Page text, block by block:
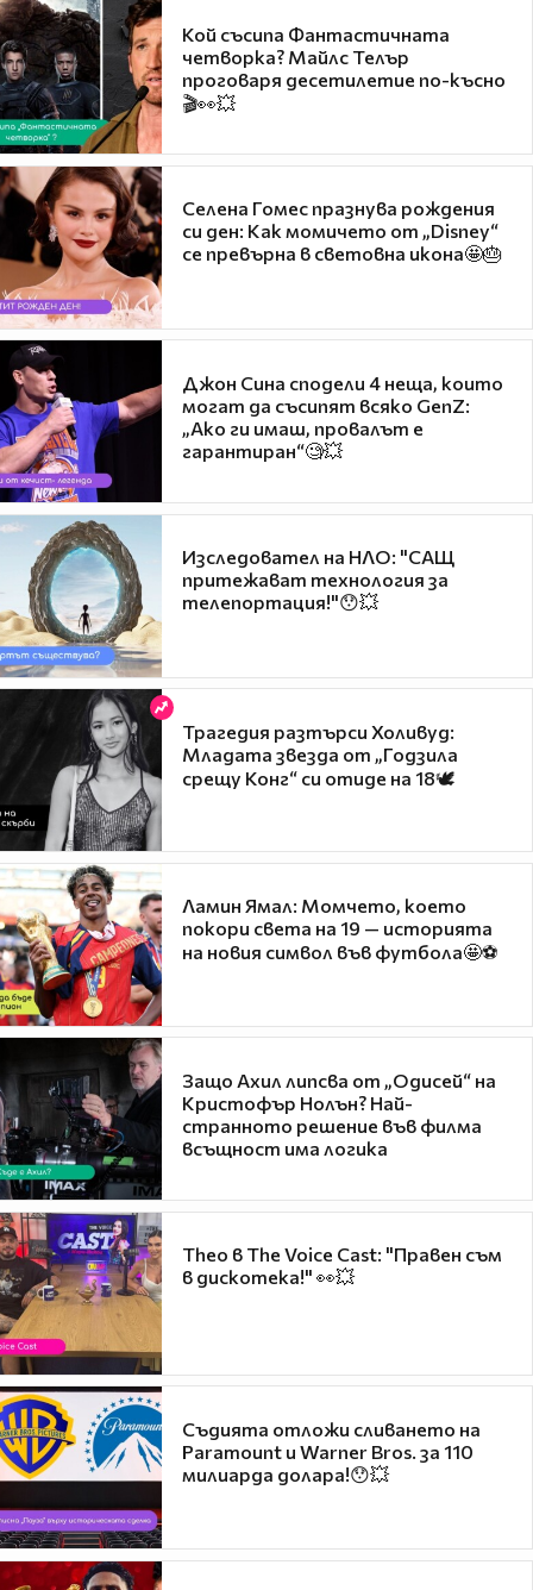
Кой съсипа Фантастичната
четворка? Майлс Телър
проговаря десетилетие по-късно
🎬👀💥
Селена Гомес празнува рождения
си ден: Как момичето от „Disney“
се превърна в световна икона🤩🎂
Джон Сина сподели 4 неща, които
могат да съсипят всяко GenZ:
„Ако ги имаш, провалът е
гарантиран“🧐💥
Изследовател на НЛО: "САЩ
притежават технология за
телепортация!"😯💥
Трагедия разтърси Холивуд:
Младата звезда от „Годзила
срещу Конг“ си отиде на 18🕊️
Ламин Ямал: Момчето, което
покори света на 19 — историята
на новия символ във футбола🤩⚽
Защо Ахил липсва от „Одисей“ на
Кристофър Нолън? Най-
странното решение във филма
всъщност има логика
Theo в The Voice Cast: "Правен съм
в дискотека!" 👀💥
Съдията отложи сливането на
Paramount и Warner Bros. за 110
милиарда долара!😯💥